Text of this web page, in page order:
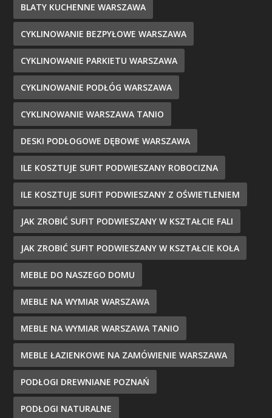
BLATY KUCHENNE WARSZAWA
CYKLINOWANIE BEZPYŁOWE WARSZAWA
CYKLINOWANIE PARKIETU WARSZAWA
CYKLINOWANIE PODŁÓG WARSZAWA
CYKLINOWANIE WARSZAWA TANIO
DESKI PODŁOGOWE DĘBOWE WARSZAWA
ILE KOSZTUJE SUFIT PODWIESZANY ROBOCIZNA
ILE KOSZTUJE SUFIT PODWIESZANY Z OŚWIETLENIEM
JAK ZROBIĆ SUFIT PODWIESZANY W KSZTAŁCIE FALI
JAK ZROBIĆ SUFIT PODWIESZANY W KSZTAŁCIE KOŁA
MEBLE DO NASZEGO DOMU
MEBLE NA WYMIAR WARSZAWA
MEBLE NA WYMIAR WARSZAWA TANIO
MEBLE ŁAZIENKOWE NA ZAMÓWIENIE WARSZAWA
PODŁOGI DREWNIANE POZNAŃ
PODŁOGI NATURALNE